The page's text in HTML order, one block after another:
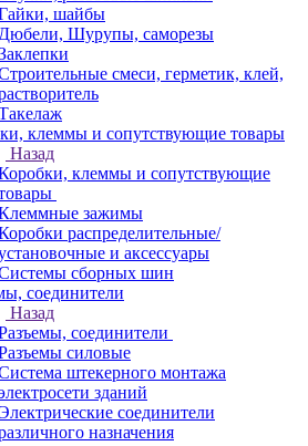
шайбы
Дюбели, Шурупы, саморезы
смеси, герметик, клей,
клеммы и сопутствующие товары
Назад
клеммы и сопутствующие
зажимы
распределительные/
и аксессуары
сборных шин
соединители
Назад
соединители
силовые
штекерного монтажа
зданий
соединители
назначения